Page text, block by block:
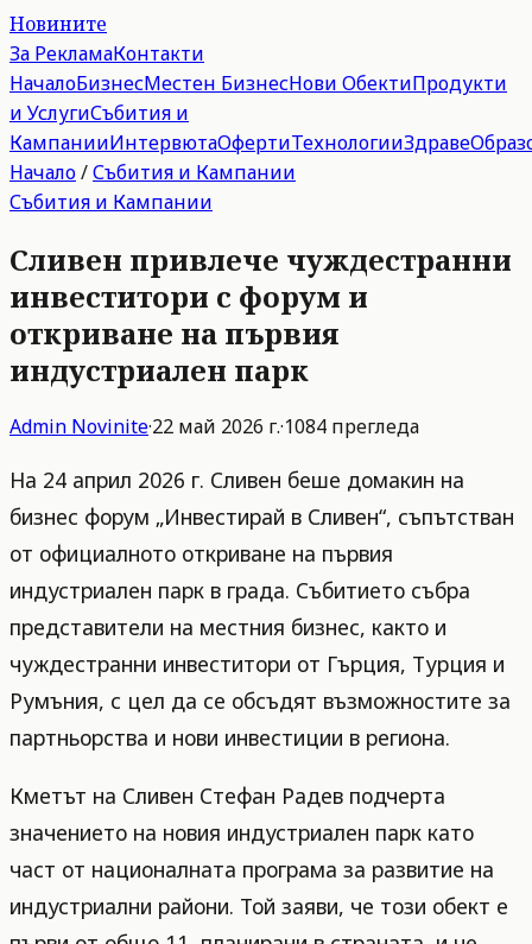
Новините
За РекламаКонтакти
НачалоБизнесМестен БизнесНови ОбектиПродукти
и УслугиСъбития и
КампанииИнтервютаОфертиТехнологииЗдраве
Начало/Събития и Кампании
Събития и Кампании
Сливен привлече чуждестранни
инвеститори с форум и
откриване на първия
индустриален парк
Admin Novinite·22 май 2026 г.·1084 прегледа
На 24 април 2026 г. Сливен беше домакин на
бизнес форум „Инвестирай в Сливен“, съпътстван
от официалното откриване на първия
индустриален парк в града. Събитието събра
представители на местния бизнес, както и
чуждестранни инвеститори от Гърция, Турция и
Румъния, с цел да се обсъдят възможностите за
партньорства и нови инвестиции в региона.
Кметът на Сливен Стефан Радев подчерта
значението на новия индустриален парк като
част от националната програма за развитие на
индустриални райони. Той заяви, че този обект е